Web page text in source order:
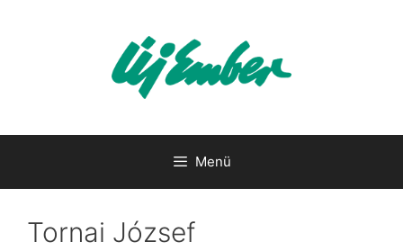
Menü
Tornai József